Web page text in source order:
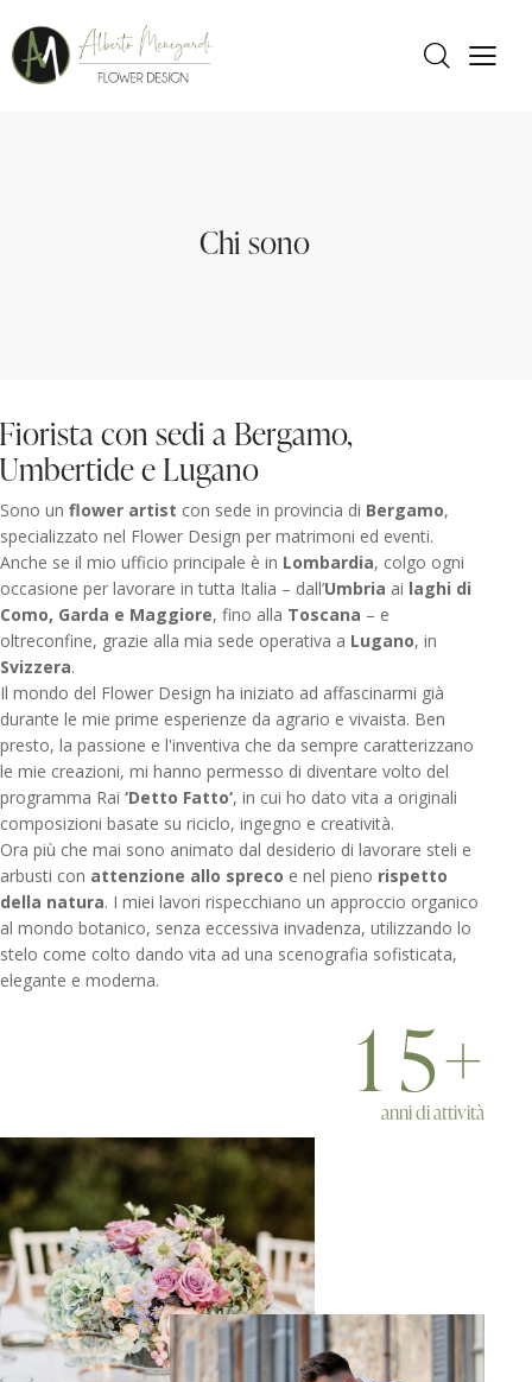
Chi sono
15+
anni di attività
Fiorista con sedi a Bergamo,
Umbertide e Lugano
Sono un flower artist con sede in provincia di Bergamo,
specializzato nel Flower Design per matrimoni ed eventi.
Anche se il mio ufficio principale è in Lombardia, colgo ogni
occasione per lavorare in tutta Italia – dall’Umbria ai laghi di
Como, Garda e Maggiore, fino alla Toscana – e
oltreconfine, grazie alla mia sede operativa a Lugano, in
Svizzera.
Il mondo del Flower Design ha iniziato ad affascinarmi già
durante le mie prime esperienze da agrario e vivaista. Ben
presto, la passione e l'inventiva che da sempre caratterizzano
le mie creazioni, mi hanno permesso di diventare volto del
programma Rai ‘Detto Fatto‘, in cui ho dato vita a originali
composizioni basate su riciclo, ingegno e creatività.
Ora più che mai sono animato dal desiderio di lavorare steli e
arbusti con attenzione allo spreco e nel pieno rispetto
della natura. I miei lavori rispecchiano un approccio organico
al mondo botanico, senza eccessiva invadenza, utilizzando lo
stelo come colto dando vita ad una scenografia sofisticata,
elegante e moderna.